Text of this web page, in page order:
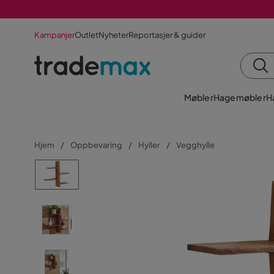
KampanjerOutletNyheterReportasjer & guider
MøblerHagemøbler
Hjem Oppbevaring Hyller Vegghylle